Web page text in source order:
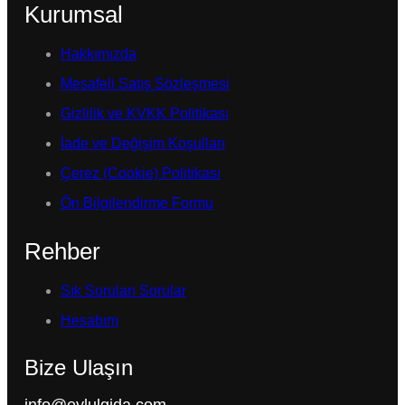
Kurumsal
Hakkımızda
Mesafeli Satış Sözleşmesi
Gizlilik ve KVKK Politikası
İade ve Değişim Koşulları
Çerez (Cookie) Politikası
Ön Bilgilendirme Formu
Rehber
Sık Sorulan Sorular
Hesabım
Bize Ulaşın